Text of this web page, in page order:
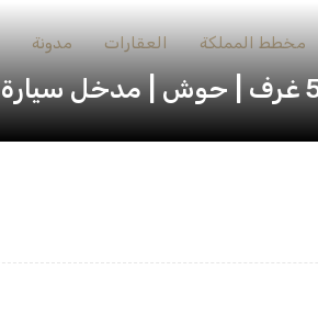
مخطط المملكة العقارات مدونة